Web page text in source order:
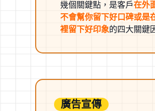
幾個關鍵點，是客戶在外
不會幫你留下好口碑或是
裡留下好印象的四大關鍵
廣告宣傳